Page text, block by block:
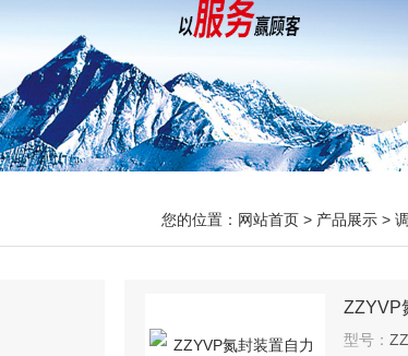
您的位置： 网站首页 > 产品展示 >
ZZYVP
型号：